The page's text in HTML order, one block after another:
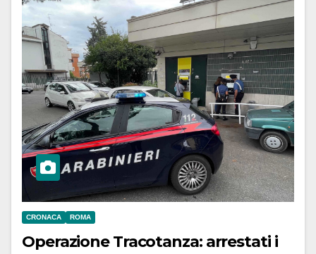
CRONACA ROMA
Operazione Tracotanza: arrestati i